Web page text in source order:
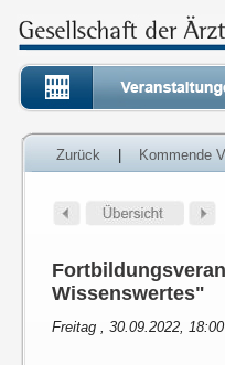
Zurück Kommende
Wissenswertes"
Freitag , 30.09.2022, 18:00